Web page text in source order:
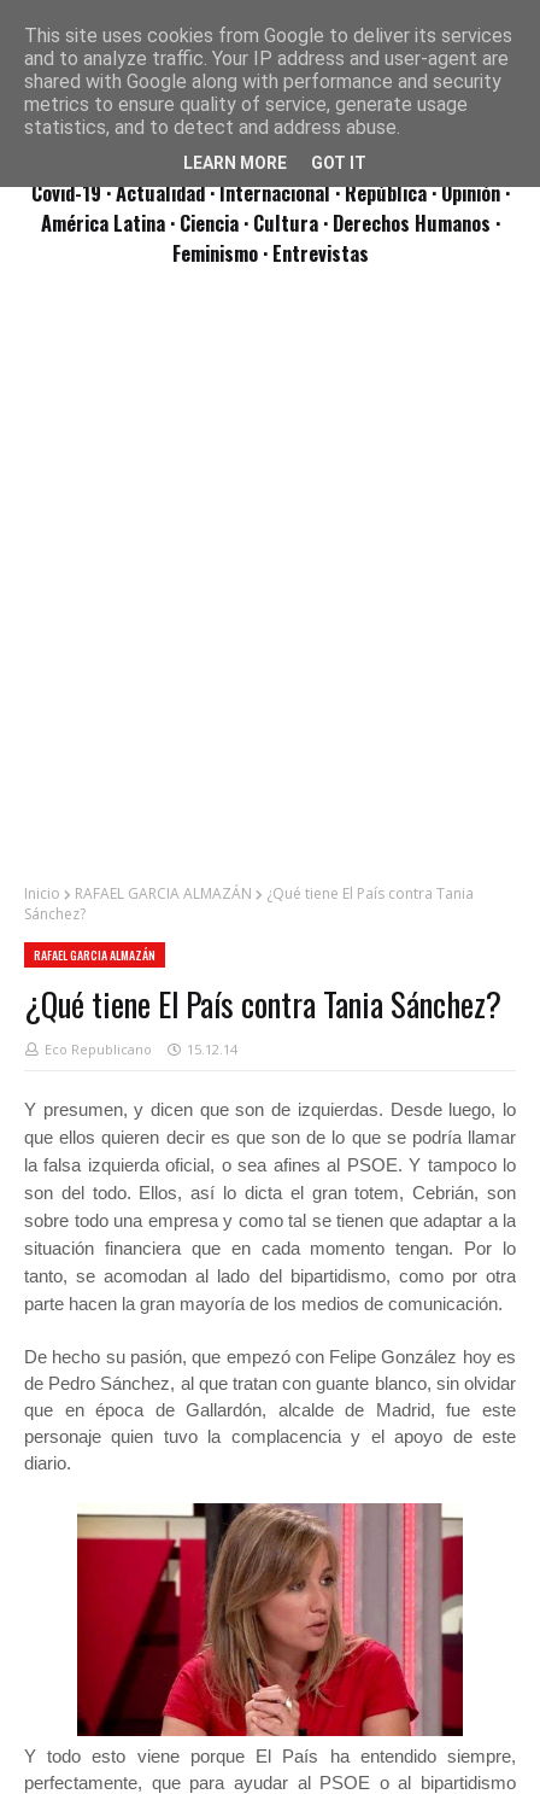
Covid-19· Actualidad· Internacional· República· Opinión·
América Latina · Ciencia · Cultura · Derechos Humanos ·
Feminismo · Entrevistas
Inicio RAFAEL GARCIA ALMAZÁN
¿Qué tiene El País contra Tania
Sánchez?
RAFAEL GARCIA ALMAZÁN
¿Qué tiene El País contra Tania Sánchez?
Eco Republicano 15.12.14
Y presumen, y dicen que son de izquierdas. Desde luego, lo
que ellos quieren decir es que son de lo que se podría llamar
la falsa izquierda oficial, o sea afines al PSOE. Y tampoco lo
son del todo. Ellos, así lo dicta el gran totem, Cebrián, son
sobre todo una empresa y como tal se tienen que adaptar a la
situación financiera que en cada momento tengan. Por lo
tanto, se acomodan al lado del bipartidismo, como por otra
parte hacen la gran mayoría de los medios de comunicación.
De hecho su pasión, que empezó con Felipe González hoy es
de Pedro Sánchez, al que tratan con guante blanco, sin olvidar
que en época de Gallardón, alcalde de Madrid, fue este
personaje quien tuvo la complacencia y el apoyo de este
diario.
Y todo esto viene porque El País ha entendido siempre,
perfectamente, que para ayudar al PSOE o al bipartidismo
This site uses cookies from Google to deliver its services
and to analyze traffic. Your IP address and user-agent are
shared with Google along with performance and security
metrics to ensure quality of service, generate usage
statistics, and to detect and address abuse.
LEARN MORE GOT IT